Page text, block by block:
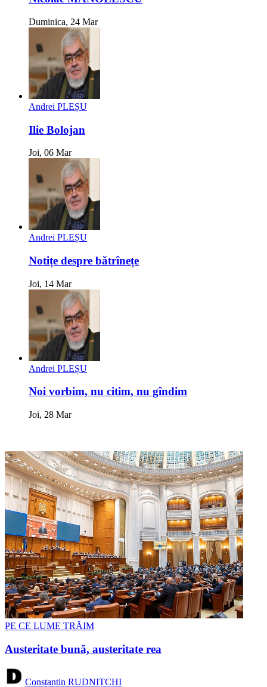
Duminica, 24 Mar
Andrei PLEȘU
Ilie Bolojan
Joi, 06 Mar
Andrei PLEȘU
Notițe despre bătrînețe
Joi, 14 Mar
Andrei PLEȘU
Noi vorbim, nu citim, nu gîndim
Joi, 28 Mar
PE CE LUME TRĂIM
Austeritate bună, austeritate rea
Constantin RUDNIȚCHI